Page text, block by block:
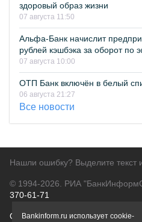
здоровый образ жизни
07 августа 11:50
Альфа-Банк начислит
рублей кэшбэка за оборот по
07 августа 10:00
ОТП Банк включён в белый
06 августа 21:27
Все новости
Нашли ошибку? Выделите текст
© 1994-2026. РИА
370-61-71
О проектеПолитика
Bankinform.ru использует cookie-